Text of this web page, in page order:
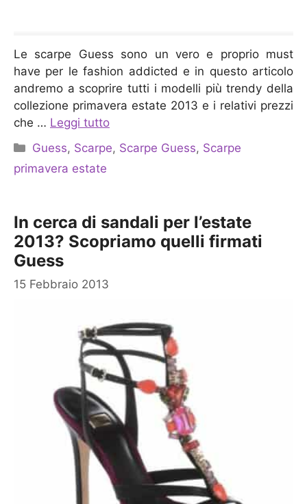
Le scarpe Guess sono un vero e proprio must
have per le fashion addicted e in questo articolo
andremo a scoprire tutti i modelli più trendy della
collezione primavera estate 2013 e i relativi prezzi
che … Leggi tutto
Categorie
Guess, Scarpe, Scarpe Guess, Scarpe
primavera estate
In cerca di sandali per l’estate
2013? Scopriamo quelli firmati
Guess
15 Febbraio 2013